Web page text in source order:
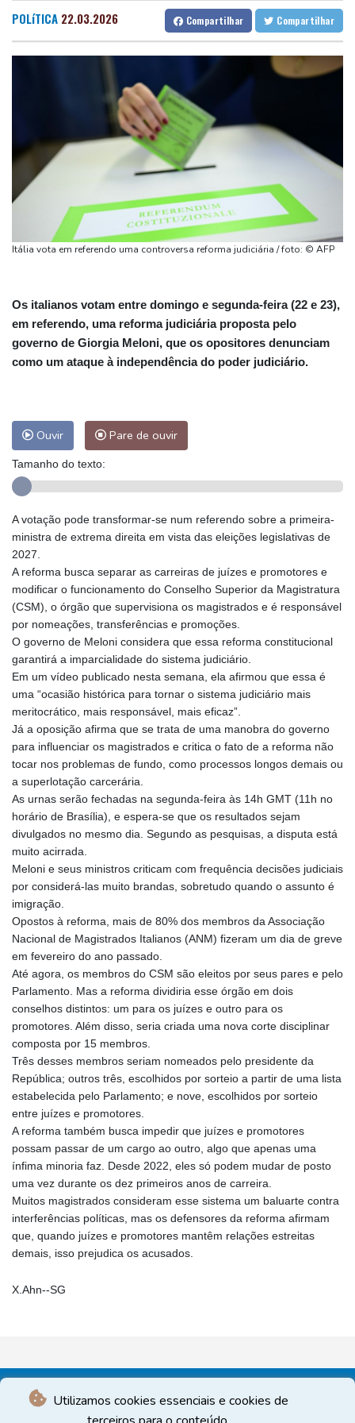
Utilizamos cookies essenciais e cookies de
Fortaleza
27 °C Goiânia
25 °C
Lisbon
22 °C Rio de Janeiro
24 °C
São Paulo
24 °C Salvador
25 °C
de Janeiro
Atentados marcam primeiro dia do novo governo na Colômbia
Swiatek vence Kostyuk de virada e avança às quartas de final
WTA 1000 de Toronto
Turistas da Colômbia morrem em acidente de helicóptero no Rio
Espanha inicia controle na fronteira com Itália após crise
migratória
Após renovar com Real Madrid, Vini joga com braçadeira de
capitão na vitória sobre o Ferencvaros
Simeone reafirma que decisão sobre Julián Álvarez já foi tomada
POLíTICA 22.03.2026 Compartilhar Compartilhar
Itália vota em referendo uma controversa reforma judiciária / foto: © AFP
Os italianos votam entre domingo e segunda-feira (22 e 23),
em referendo, uma reforma judiciária proposta pelo
governo de Giorgia Meloni, que os opositores denunciam
como um ataque à independência do poder judiciário.
Ouvir Pare de ouvir
Tamanho do texto:
A votação pode transformar-se num referendo sobre a primeira-
ministra de extrema direita em vista das eleições legislativas de
2027.
A reforma busca separar as carreiras de juízes e promotores e
modificar o funcionamento do Conselho Superior da Magistratura
(CSM), o órgão que supervisiona os magistrados e é responsável
por nomeações, transferências e promoções.
O governo de Meloni considera que essa reforma constitucional
garantirá a imparcialidade do sistema judiciário.
Em um vídeo publicado nesta semana, ela afirmou que essa é
uma “ocasião histórica para tornar o sistema judiciário mais
meritocrático, mais responsável, mais eficaz”.
Já a oposição afirma que se trata de uma manobra do governo
para influenciar os magistrados e critica o fato de a reforma não
tocar nos problemas de fundo, como processos longos demais ou
a superlotação carcerária.
As urnas serão fechadas na segunda-feira às 14h GMT (11h no
horário de Brasília), e espera-se que os resultados sejam
divulgados no mesmo dia. Segundo as pesquisas, a disputa está
muito acirrada.
Meloni e seus ministros criticam com frequência decisões judiciais
por considerá-las muito brandas, sobretudo quando o assunto é
imigração.
Opostos à reforma, mais de 80% dos membros da Associação
Nacional de Magistrados Italianos (ANM) fizeram um dia de greve
em fevereiro do ano passado.
Até agora, os membros do CSM são eleitos por seus pares e pelo
Parlamento. Mas a reforma dividiria esse órgão em dois
conselhos distintos: um para os juízes e outro para os
promotores. Além disso, seria criada uma nova corte disciplinar
composta por 15 membros.
Três desses membros seriam nomeados pelo presidente da
República; outros três, escolhidos por sorteio a partir de uma lista
estabelecida pelo Parlamento; e nove, escolhidos por sorteio
entre juízes e promotores.
A reforma também busca impedir que juízes e promotores
possam passar de um cargo ao outro, algo que apenas uma
ínfima minoria faz. Desde 2022, eles só podem mudar de posto
uma vez durante os dez primeiros anos de carreira.
Muitos magistrados consideram esse sistema um baluarte contra
interferências políticas, mas os defensores da reforma afirmam
que, quando juízes e promotores mantêm relações estreitas
demais, isso prejudica os acusados.
X.Ahn--SG